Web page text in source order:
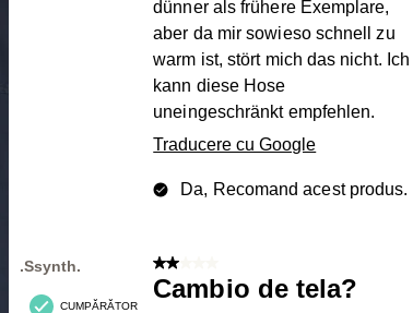
dünner als frühere Exemplare,
aber da mir sowieso schnell zu
warm ist, stört mich das nicht. Ich
kann diese Hose
uneingeschränkt empfehlen.
Traducere cu Google
Da, Recomand acest produs.
.Ssynth.
CUMPĂRĂTOR
2 din 5 stele.
Cambio de tela?